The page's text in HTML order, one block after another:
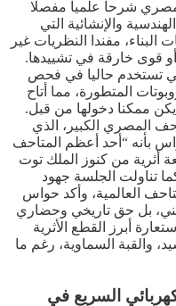
شرحا علميا مفصلا
والإنشائية التي
مفندا النظريات غير
أو قوى خارقة في تشييدها.
تستخدم حاليا في فحص
المتطورة، مما أتاح
ممكنا دخولها من قبل.
المصري الكبير، الذي
بأنه “أحد أعظم المتاحف
إذ يضم أكثر من 5000 قطعة أثرية من كنوز الملك توت
تناولت الجلسة جهود
العالمية، وأكد حواس
بل حق تاريخي وحضاري
أبرز القطع الأثرية
والقبة السماوية، رغم ما
السريع في